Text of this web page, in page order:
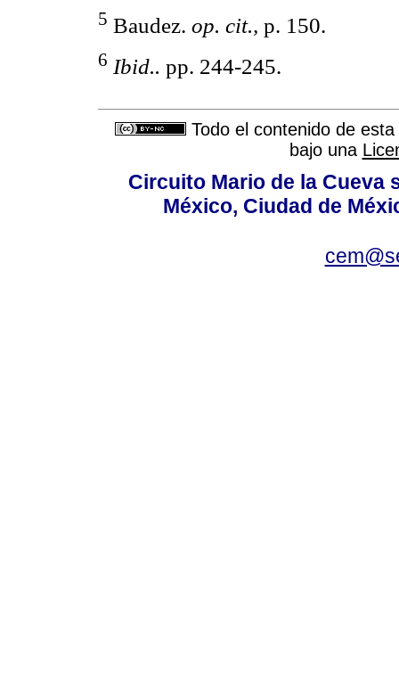
5 Baudez. op. cit., p. 150.
6 Ibid.. pp. 244-245.
Todo el contenido de
bajo una
Circuito Mario de la Cueva
México, Ciudad de